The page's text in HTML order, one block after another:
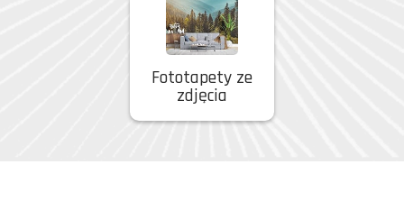
Fototapety ze
zdjęcia